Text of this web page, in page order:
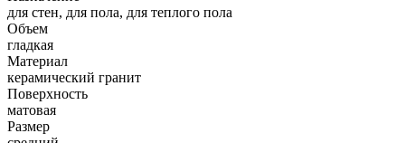
для стен, для пола, для теплого пола
Объем
гладкая
Материал
керамический гранит
Поверхность
матовая
Размер